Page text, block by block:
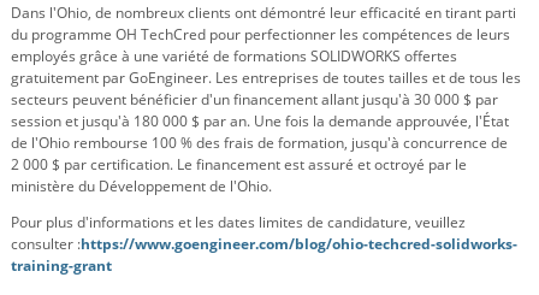
Dans l'Ohio, de nombreux clients ont démontré leur efficacité en tirant parti
du programme OH TechCred pour perfectionner les compétences de leurs
employés grâce à une variété de formations SOLIDWORKS offertes
gratuitement par GoEngineer. Les entreprises de toutes tailles et de tous les
secteurs peuvent bénéficier d'un financement allant jusqu'à 30 000 $ par
session et jusqu'à 180 000 $ par an. Une fois la demande approuvée, l'État
de l'Ohio rembourse 100 % des frais de formation, jusqu'à concurrence de
2 000 $ par certification. Le financement est assuré et octroyé par le
ministère du Développement de l'Ohio.
Pour plus d'informations et les dates limites de candidature, veuillez
consulter :https://www.goengineer.com/blog/ohio-techcred-solidworks-
training-grant